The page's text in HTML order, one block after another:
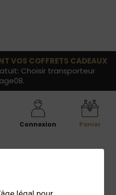
VOS COFFRETS CADEAUX
Choisir transporteur
Connexion Panier